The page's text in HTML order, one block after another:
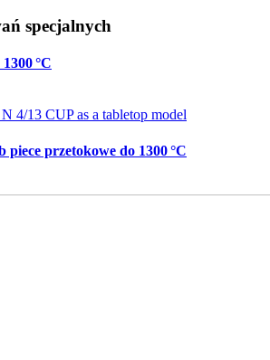
specjalnych
°C
piece przetokowe do 1300 °C